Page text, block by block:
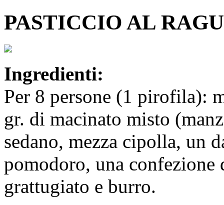
PASTICCIO AL
Ingredienti:
Per 8 persone (1 pirofila):
gr. di macinato misto
sedano, mezza cipolla, un
pomodoro, una
grattugiato e burro.